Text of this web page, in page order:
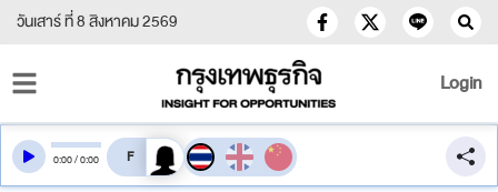
วันเสาร์ ที่ 8 สิงหาคม 2569
Login
0:00/0:00 สลับเสียงอ่าน